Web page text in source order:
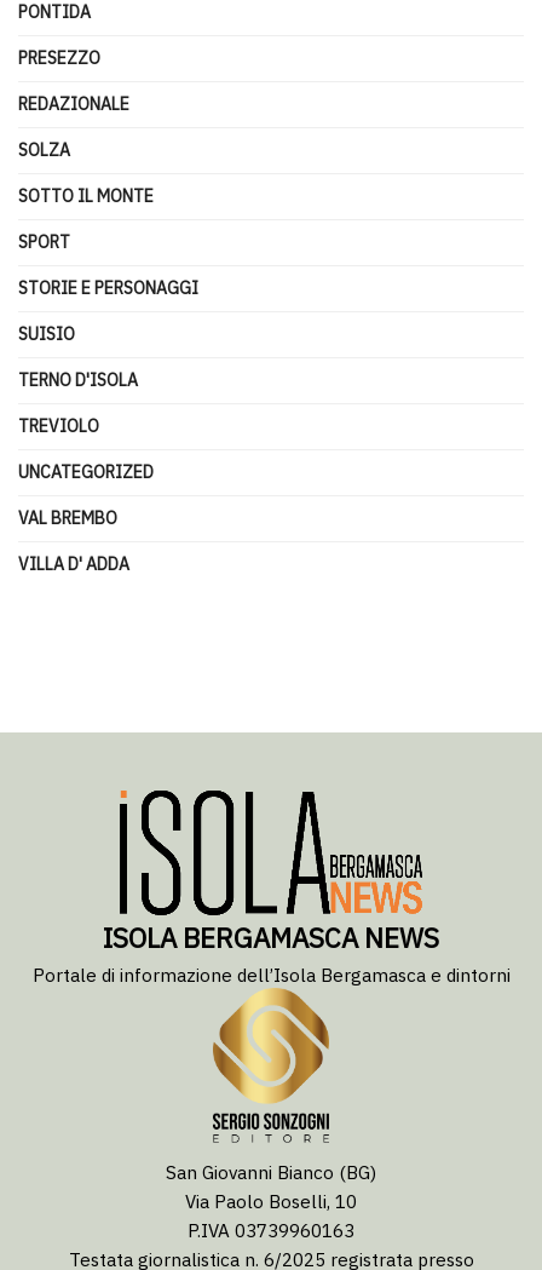
PONTIDA
PRESEZZO
REDAZIONALE
SOLZA
SOTTO IL MONTE
SPORT
STORIE E PERSONAGGI
SUISIO
TERNO D'ISOLA
TREVIOLO
UNCATEGORIZED
VAL BREMBO
VILLA D' ADDA
ISOLA BERGAMASCA NEWS
Portale di informazione dell’Isola Bergamasca e dintorni
San Giovanni Bianco (BG)
Via Paolo Boselli, 10
P.IVA 03739960163
Testata giornalistica n. 6/2025 registrata presso